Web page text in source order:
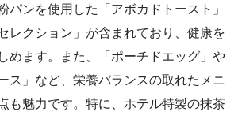
パンを使用した「アボカドトースト」
レクション」が含まれており、健康を
めます。また、「ポーチドエッグ」や
ス」など、栄養バランスの取れたメニ
も魅力です。特に、ホテル特製の抹茶